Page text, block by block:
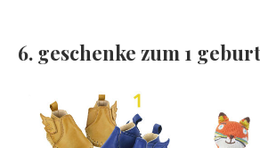
6. geschenke zum 1